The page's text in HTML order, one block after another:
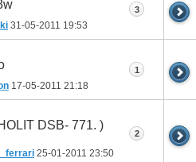
31-05-2011 19:53
3
17-05-2011 21:18
1
DSB- 771. )
25-01-2011 23:50
2